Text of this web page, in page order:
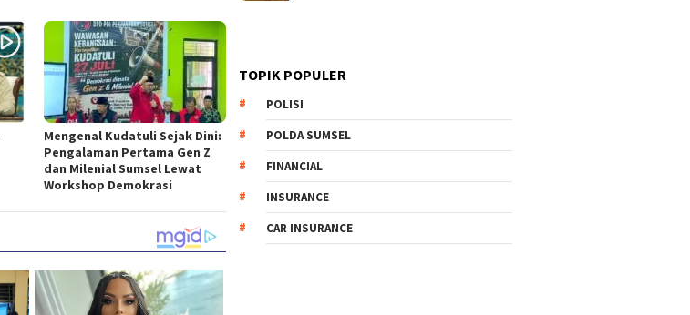
Mengenal Kudatuli Sejak Dini:
Pengalaman Pertama Gen Z
dan Milenial Sumsel Lewat
Workshop Demokrasi
TOPIK POPULER
POLISI
POLDA SUMSEL
FINANCIAL
INSURANCE
CAR INSURANCE